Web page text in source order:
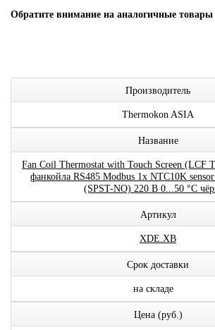
Обратите внимание на аналогичные товары
Производитель
Thermokon ASIA
Название
Fan Coil Thermostat with Touch Screen (LCF
фанкойла RS485 Modbus 1x NTC10K
(SPST-NO) 220 В 0...50 °C
Артикул
XDE.XB
Срок доставки
на складе
Цена (руб.)